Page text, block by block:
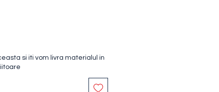
si iti vom livra materialul in